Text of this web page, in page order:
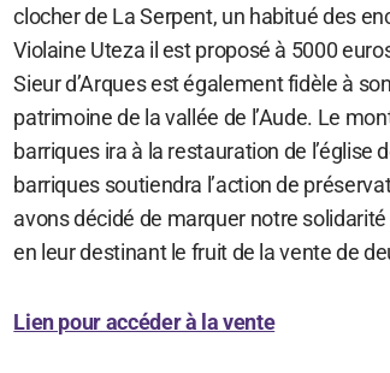
clocher de La Serpent, un habitué des
Violaine Uteza il est proposé à 5000
Sieur d’Arques est également fidèle à
patrimoine de la vallée de l’Aude. Le
barriques ira à la restauration de l’église
barriques soutiendra l’action de
avons décidé de marquer notre
en leur destinant le fruit de la vente de
Lien pour accéder à la vente